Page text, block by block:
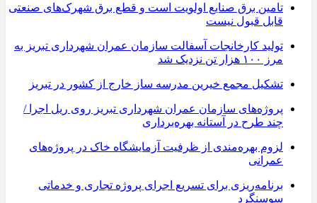
تامین برق صنایع اولویت است و قطع برق شهرک‌های صنعتی
قابل قبول نیست
تولید کارخانجات آسفالت سازمان عمران شهرداری تبریز به
مرز ۱۰۰ هزار تن نزدیک شد
تشکیل مجمع خیرین مدرسه ‌ساز خارج از کشور در تبریز
پروژه‌های سازمان عمران شهرداری تبریز روی ریل اجرا /
چند طرح در آستانه بهره‌برداری
لزوم بهره‌مندی از ظرفیت آزمایشگاه خاک در پروژه‌های
عمرانی
برنامه‌ریزی برای تسریع اجرای پروژه تجاری و خدماتی
سوسنگرد